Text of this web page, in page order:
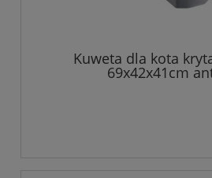
Kuweta dla kota
69x42x41cm